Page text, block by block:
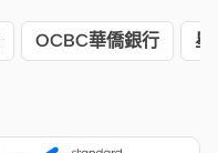
OCBC華僑銀行 星